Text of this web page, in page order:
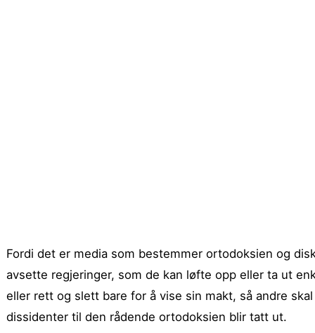
Fordi det er media som bestemmer ortodoksien og
avsette regjeringer, som de kan løfte opp eller ta ut
eller rett og slett bare for å vise sin makt, så andre
dissidenter til den rådende ortodoksien blir tatt ut.